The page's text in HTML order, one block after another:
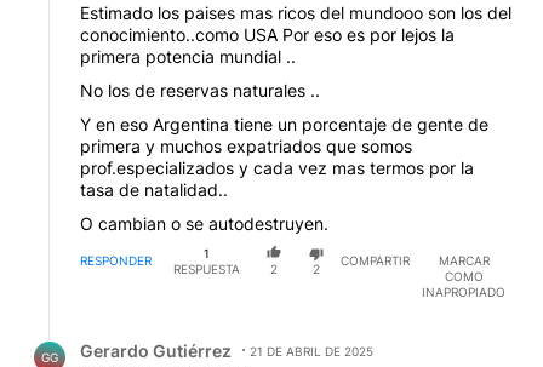
Estimado los paises mas ricos del mundooo son los del
conocimiento..como USA Por eso es por lejos la
primera potencia mundial ..
No los de reservas naturales ..
Y en eso Argentina tiene un porcentaje de gente de
primera y muchos expatriados que somos
prof.especializados y cada vez mas termos por la
tasa de natalidad..
O cambian o se autodestruyen.
RESPONDER
1
RESPUESTA
2 2
COMPARTIR
MARCAR
COMO
INAPROPIADO
GG Gerardo Gutiérrez
21 DE ABRIL DE 2025